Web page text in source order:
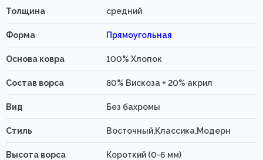
Толщина средний
Форма Прямоугольная
Основа ковра 100% Хлопок
Состав ворса 80% Вискоза + 20% акрил
Вид Без бахромы
Стиль Восточный,Классика,Модерн
Высота ворса Короткий (0-6 мм)